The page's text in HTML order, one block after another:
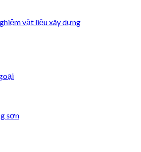
vật liệu xây dựng
sơn